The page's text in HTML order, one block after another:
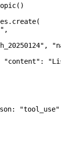
,
,
"content" :
"tool_use"